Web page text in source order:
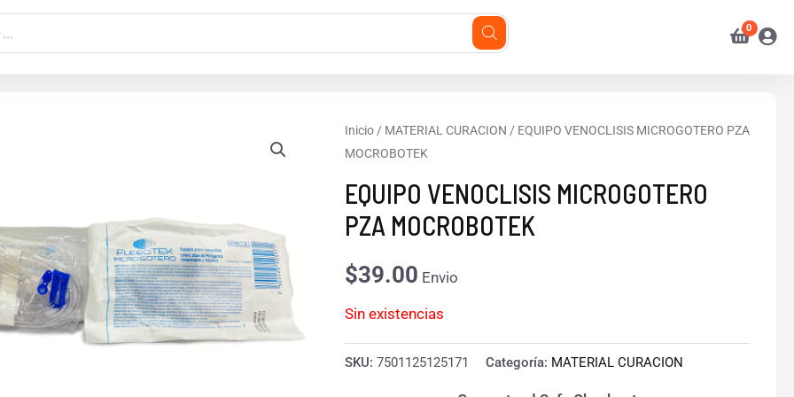
Inicio/ MATERIAL CURACION / EQUIPO VENOCLISIS MICROGOTERO PZA
MOCROBOTEK
EQUIPO VENOCLISIS MICROGOTERO
PZA MOCROBOTEK
$39.00 Envio
Sin existencias
SKU: 7501125125171 Categoría: MATERIAL CURACION